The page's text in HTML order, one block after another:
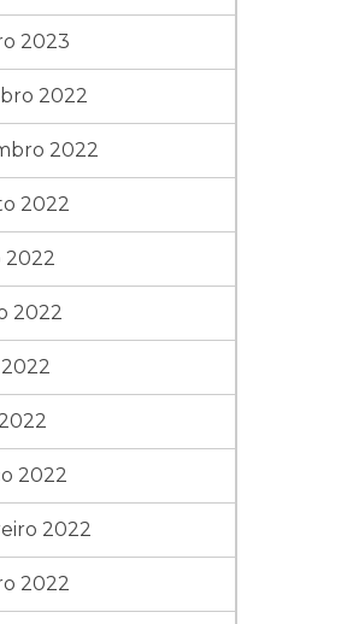
2023
2022
2022
2022
2022
2022
2022
2022
2022